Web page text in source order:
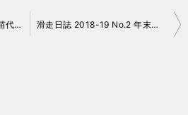
滑走日誌 2018-19 No.1 猪苗代オープン 滑走日誌 2018-19 No.2 年末年始高畑（その1）